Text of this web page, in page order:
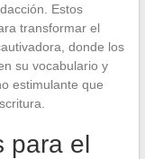
Estos
transformar el
donde los
su vocabulario y
estimulante que
para el